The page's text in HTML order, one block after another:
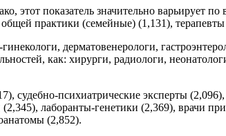
этот показатель значительно варьирует
практики (семейные) (1,131), терапевты
дерматовенерологи,
как: хирурги, радиологи,
судебно-психиатрические эксперты
лаборанты-генетики (2,369), врачи
(2,852).